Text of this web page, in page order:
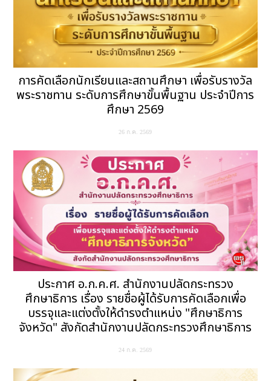
การคัดเลือกนักเรียนและสถานศึกษา เพื่อรับรางวัล
พระราชทาน ระดับการศึกษาขั้นพื้นฐาน ประจำปีการ
ศึกษา 2569
26 ก.ค. 2569
ประกาศ อ.ก.ค.ศ. สำนักงานปลัดกระทรวง
ศึกษาธิการ เรื่อง รายชื่อผู้ได้รับการคัดเลือกเพื่อ
บรรจุและแต่งตั้งให้ดำรงตำแหน่ง "ศึกษาธิการ
จังหวัด" สังกัดสำนักงานปลัดกระทรวงศึกษาธิการ
24 ก.ค. 2569